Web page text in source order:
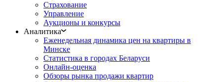
Страхование
Управление
Аукционы и конкурсы
Аналитика
Еженедельная динамика цен на квартиры в
Минске
Статистика в городах Беларуси
Онлайн-оценка
Обзоры рынка продажи квартир